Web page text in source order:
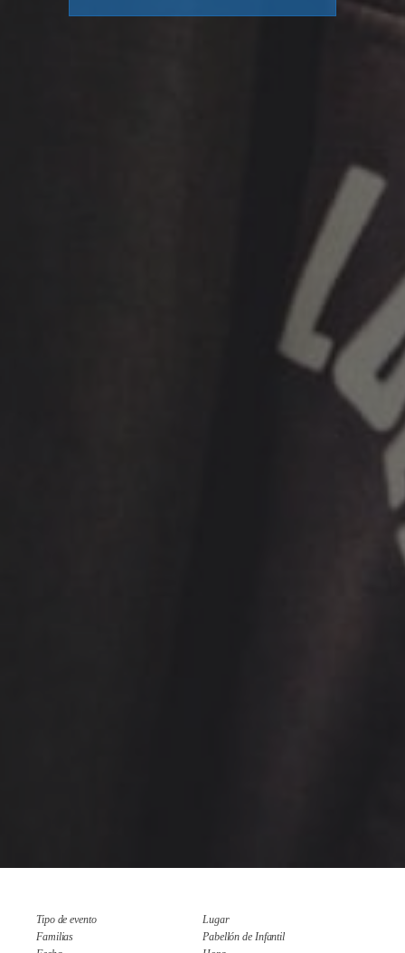
Tipo de evento
Familias
Lugar
Pabellón de Infantil